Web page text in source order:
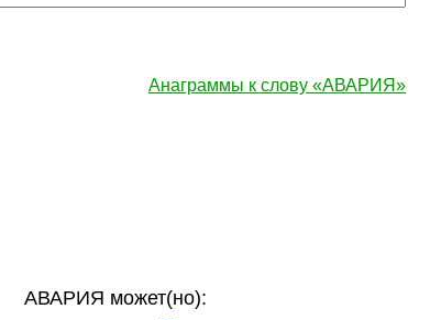
Анаграммы к слову «АВАРИЯ»
АВАРИЯ может(но):